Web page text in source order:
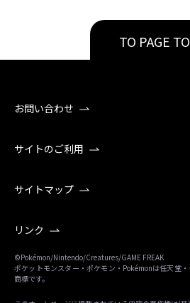
TO PAGE
お問い合わせ
サイトのご利用
サイトマップ
リンク
©Pokémon/Nintendo/Creatures/GAME FREAK
ポケットモンスター・ポケモン・Pokémonは任天堂
商標です。